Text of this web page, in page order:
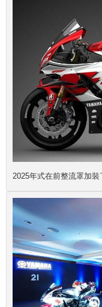
2025年式在前整流罩加裝